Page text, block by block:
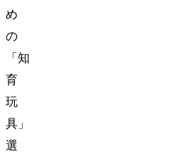
め
の
「知
育
玩
具」
選